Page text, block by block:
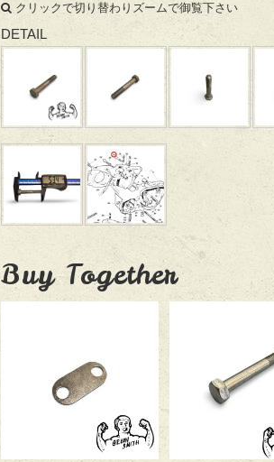
クリックで切り替わりズームで御覧下さい
DETAIL
Buy Together